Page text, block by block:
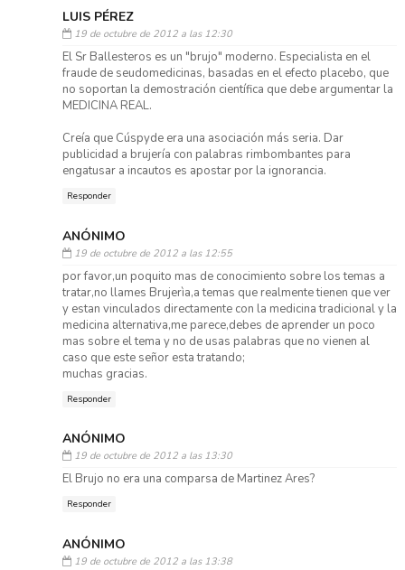
LUIS PÉREZ
19 de octubre de 2012 a las 12:30
El Sr Ballesteros es un "brujo" moderno. Especialista en el
fraude de seudomedicinas, basadas en el efecto placebo, que
no soportan la demostración científica que debe argumentar la
MEDICINA REAL.
Creía que Cúspyde era una asociación más seria. Dar
publicidad a brujería con palabras rimbombantes para
engatusar a incautos es apostar por la ignorancia.
Responder
ANÓNIMO
19 de octubre de 2012 a las 12:55
por favor,un poquito mas de conocimiento sobre los temas a
tratar,no llames Brujerìa,a temas que realmente tienen que ver
y estan vinculados directamente con la medicina tradicional y la
medicina alternativa,me parece,debes de aprender un poco
mas sobre el tema y no de usas palabras que no vienen al
caso que este señor esta tratando;
muchas gracias.
Responder
ANÓNIMO
19 de octubre de 2012 a las 13:30
El Brujo no era una comparsa de Martinez Ares?
Responder
ANÓNIMO
19 de octubre de 2012 a las 13:38